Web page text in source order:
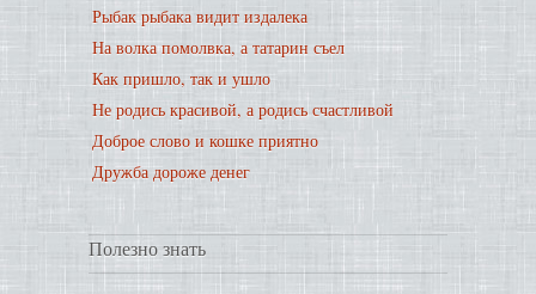
Рыбак рыбака видит издалека
На волка помолвка, а татарин съел
Как пришло, так и ушло
Не родись красивой, а родись счастливой
Доброе слово и кошке приятно
Дружба дороже денег
Полезно знать